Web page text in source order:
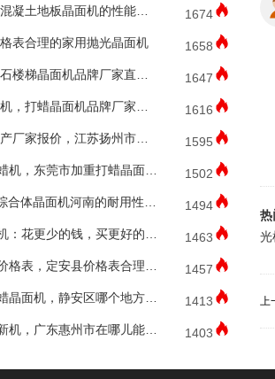
热
光
上
1674
表合理的家用抛光晶面机 1658
1647
1616
1595
1502
1494
1463
1457
1413
1403